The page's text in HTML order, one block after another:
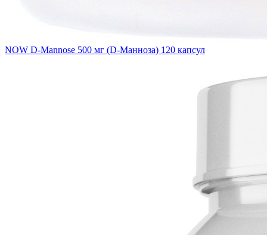
NOW D-Mannose 500 мг (D-Манноза) 120 капсул